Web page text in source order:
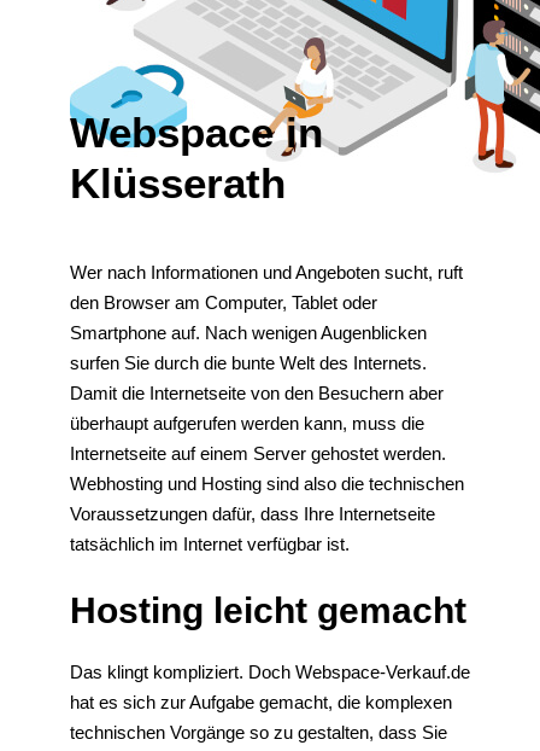
Webspace in
Klüsserath
Wer nach Informationen und Angeboten sucht, ruft
den Browser am Computer, Tablet oder
Smartphone auf. Nach wenigen Augenblicken
surfen Sie durch die bunte Welt des Internets.
Damit die Internetseite von den Besuchern aber
überhaupt aufgerufen werden kann, muss die
Internetseite auf einem Server gehostet werden.
Webhosting und Hosting sind also die technischen
Voraussetzungen dafür, dass Ihre Internetseite
tatsächlich im Internet verfügbar ist.
Hosting leicht gemacht
Das klingt kompliziert. Doch Webspace-Verkauf.de
hat es sich zur Aufgabe gemacht, die komplexen
technischen Vorgänge so zu gestalten, dass Sie